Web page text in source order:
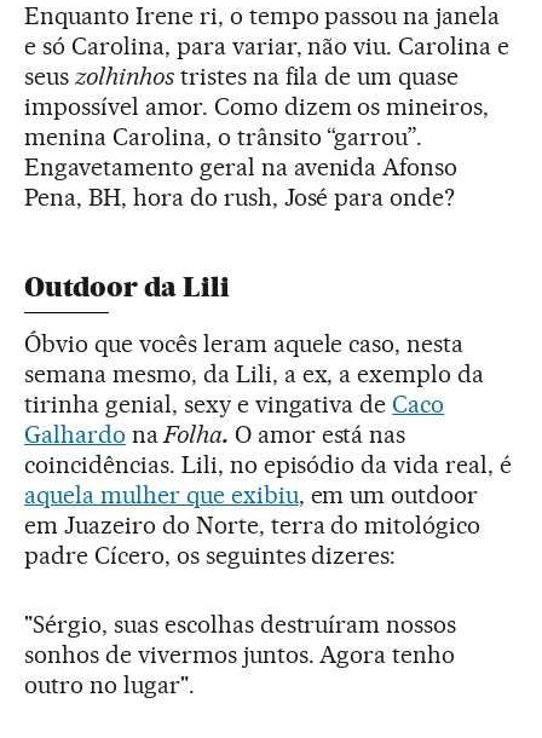
Enquanto Irene ri, o tempo passou na janela
e só Carolina, para variar, não viu. Carolina e
seus zolhinhostristes na fila de um quase
impossível amor. Como dizem os mineiros,
menina Carolina, o trânsito “garrou”.
Engavetamento geral na avenida Afonso
Pena, BH, hora do rush, José para onde?
Outdoor da Lili
Óbvio que vocês leram aquele caso, nesta
semana mesmo, da Lili, a ex, a exemplo da
tirinha genial, sexy e vingativa deCaco
Galhardo naFolha. O amor está nas
coincidências. Lili, no episódio da vida real, é
aquela mulher que exibiu, em um outdoor
em Juazeiro do Norte, terra do mitológico
padre Cícero, os seguintes dizeres:
"Sérgio, suas escolhas destruíram nossos
sonhos de vivermos juntos. Agora tenho
outro no lugar".